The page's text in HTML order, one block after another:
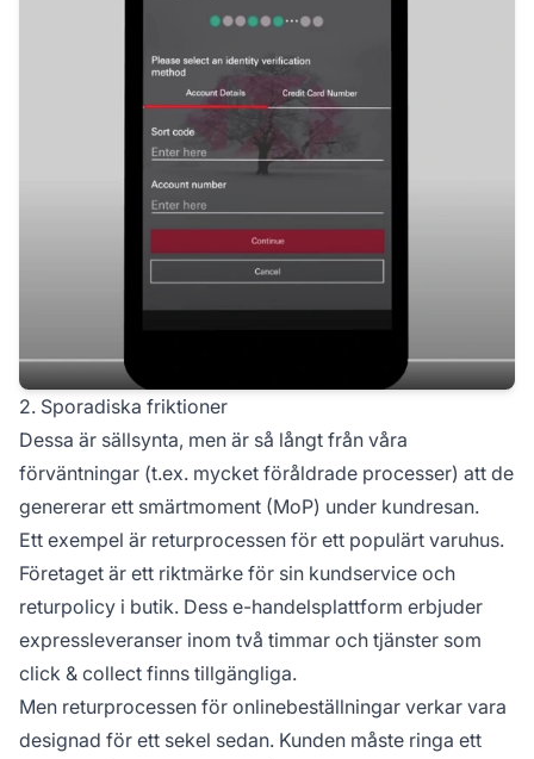
2. Sporadiska friktioner
Dessa är sällsynta, men är så långt från våra
förväntningar (t.ex. mycket föråldrade processer) att de
genererar ett smärtmoment (MoP) under kundresan.
Ett exempel är returprocessen för ett populärt varuhus.
Företaget är ett riktmärke för sin kundservice och
returpolicy i butik. Dess e-handelsplattform erbjuder
expressleveranser inom två timmar och tjänster som
click & collect finns tillgängliga.
Men returprocessen för onlinebeställningar verkar vara
designad för ett sekel sedan. Kunden måste ringa ett